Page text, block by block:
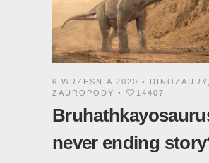
6 WRZEŚNIA 2020 • DINOZAURY
ZAUROPODY • 14407
never ending